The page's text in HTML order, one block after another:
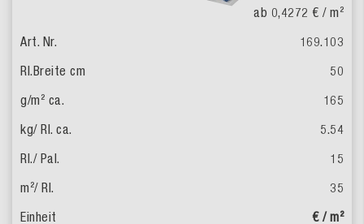
ab 0,4272 € / m²
169.103
50
165
5.54
15
35
€ / m²